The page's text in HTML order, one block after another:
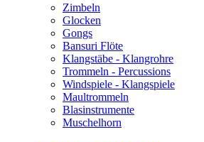
Zimbeln
Glocken
Gongs
Bansuri Flöte
Klangstäbe - Klangrohre
Trommeln - Percussions
Windspiele - Klangspiele
Maultrommeln
Blasinstrumente
Muschelhorn